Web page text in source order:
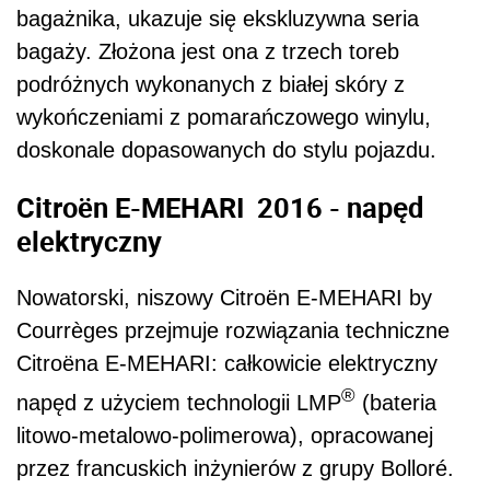
bagażnika, ukazuje się ekskluzywna seria
bagaży. Złożona jest ona z trzech toreb
podróżnych wykonanych z białej skóry z
wykończeniami z pomarańczowego winylu,
doskonale dopasowanych do stylu pojazdu.
Citroën E-MEHARI 2016 - napęd
elektryczny
Nowatorski, niszowy Citroën E-MEHARI by
Courrèges przejmuje rozwiązania techniczne
Citroëna E-MEHARI: całkowicie elektryczny
napęd z użyciem technologii LMP® (bateria
litowo-metalowo-polimerowa), opracowanej
przez francuskich inżynierów z grupy Bolloré.